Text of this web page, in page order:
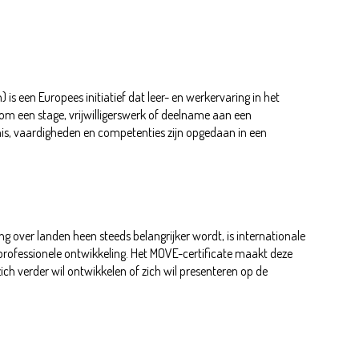
is een Europees initiatief dat leer- en werkervaring in het
een stage, vrijwilligerswerk of deelname aan een
vaardigheden en competenties zijn opgedaan in een
over landen heen steeds belangrijker wordt, is internationale
ontwikkeling. Het MOVE-certificate maakt deze
verder wil ontwikkelen of zich wil presenteren op de